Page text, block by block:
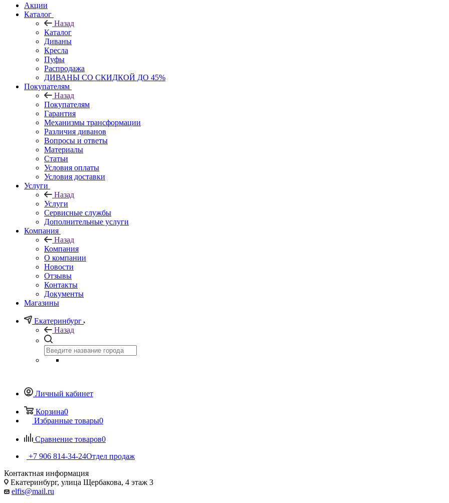
Акции
Каталог
Назад
Каталог
Диваны
Кресла
Пуфы
Распродажа
ДИВАНЫ СО СКИДКОЙ ДО 45%
Покупателям
Назад
Покупателям
Гарантия
Механизмы трансформации
Различия диванов
Вопросы и ответы
Материалы
Статьи
Условия оплаты
Условия доставки
Услуги
Назад
Услуги
Сервисные службы
Дополнительные услуги
Компания
Назад
Компания
О компании
Новости
Отзывы
Контакты
Документы
Магазины
Екатеринбург
Назад
Личный кабинет
Корзина0
Избранные товары0
Сравнение товаров0
+7 906 814-34-24Отдел продаж
Контактная информация
Екатеринбург, улица Щербакова, 4 этаж 3
elfis@mail.ru